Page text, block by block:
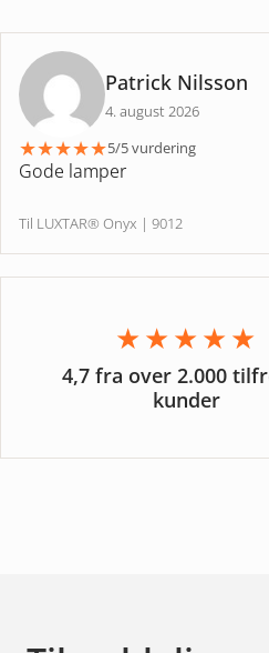
4. august 2026
★★ ★★★5/5 vurdering
Gode lamper
4,7 fra over 2.000
kunder